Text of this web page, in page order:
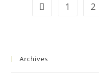
1 2
Archives